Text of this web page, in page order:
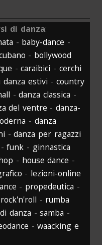
di danza:
- baby-dance -
- bollywood
-caraibici - cerchi
danza estivi - country
-danza classica -
del ventre -danza-
- danza
-danza per ragazzi
-funk - ginnastica
- house dance -
- lezioni-online
- propedeutica -
rock'n'roll - rumba
danza -samba -
-waacking e